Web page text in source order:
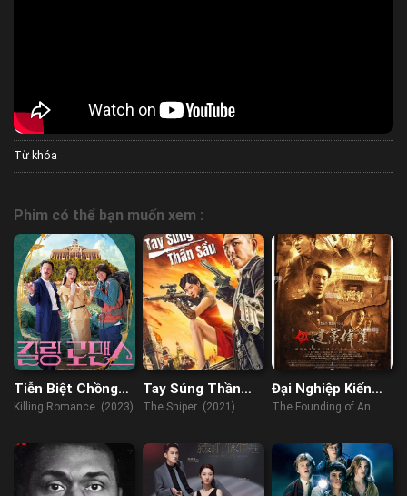
Từ khóa
Phim có thể bạn muốn xem :
Tiễn Biệt Chồng
Yêu
Killing Romance (2023)
Tay Súng Thần
Sầu
The Sniper (2021)
Đại Nghiệp Kiến
Quân
The Founding of An